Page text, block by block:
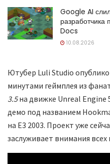
Google AI
разработчика
Docs
10.08.2026
Ютубер Luli Studio
минутами геймплея из
3.5на движке Unreal Engine
демо под названием
на E3 2003. Проект уже
заслуживает внимания